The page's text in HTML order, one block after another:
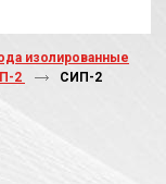
изолированные
2
СИП-2